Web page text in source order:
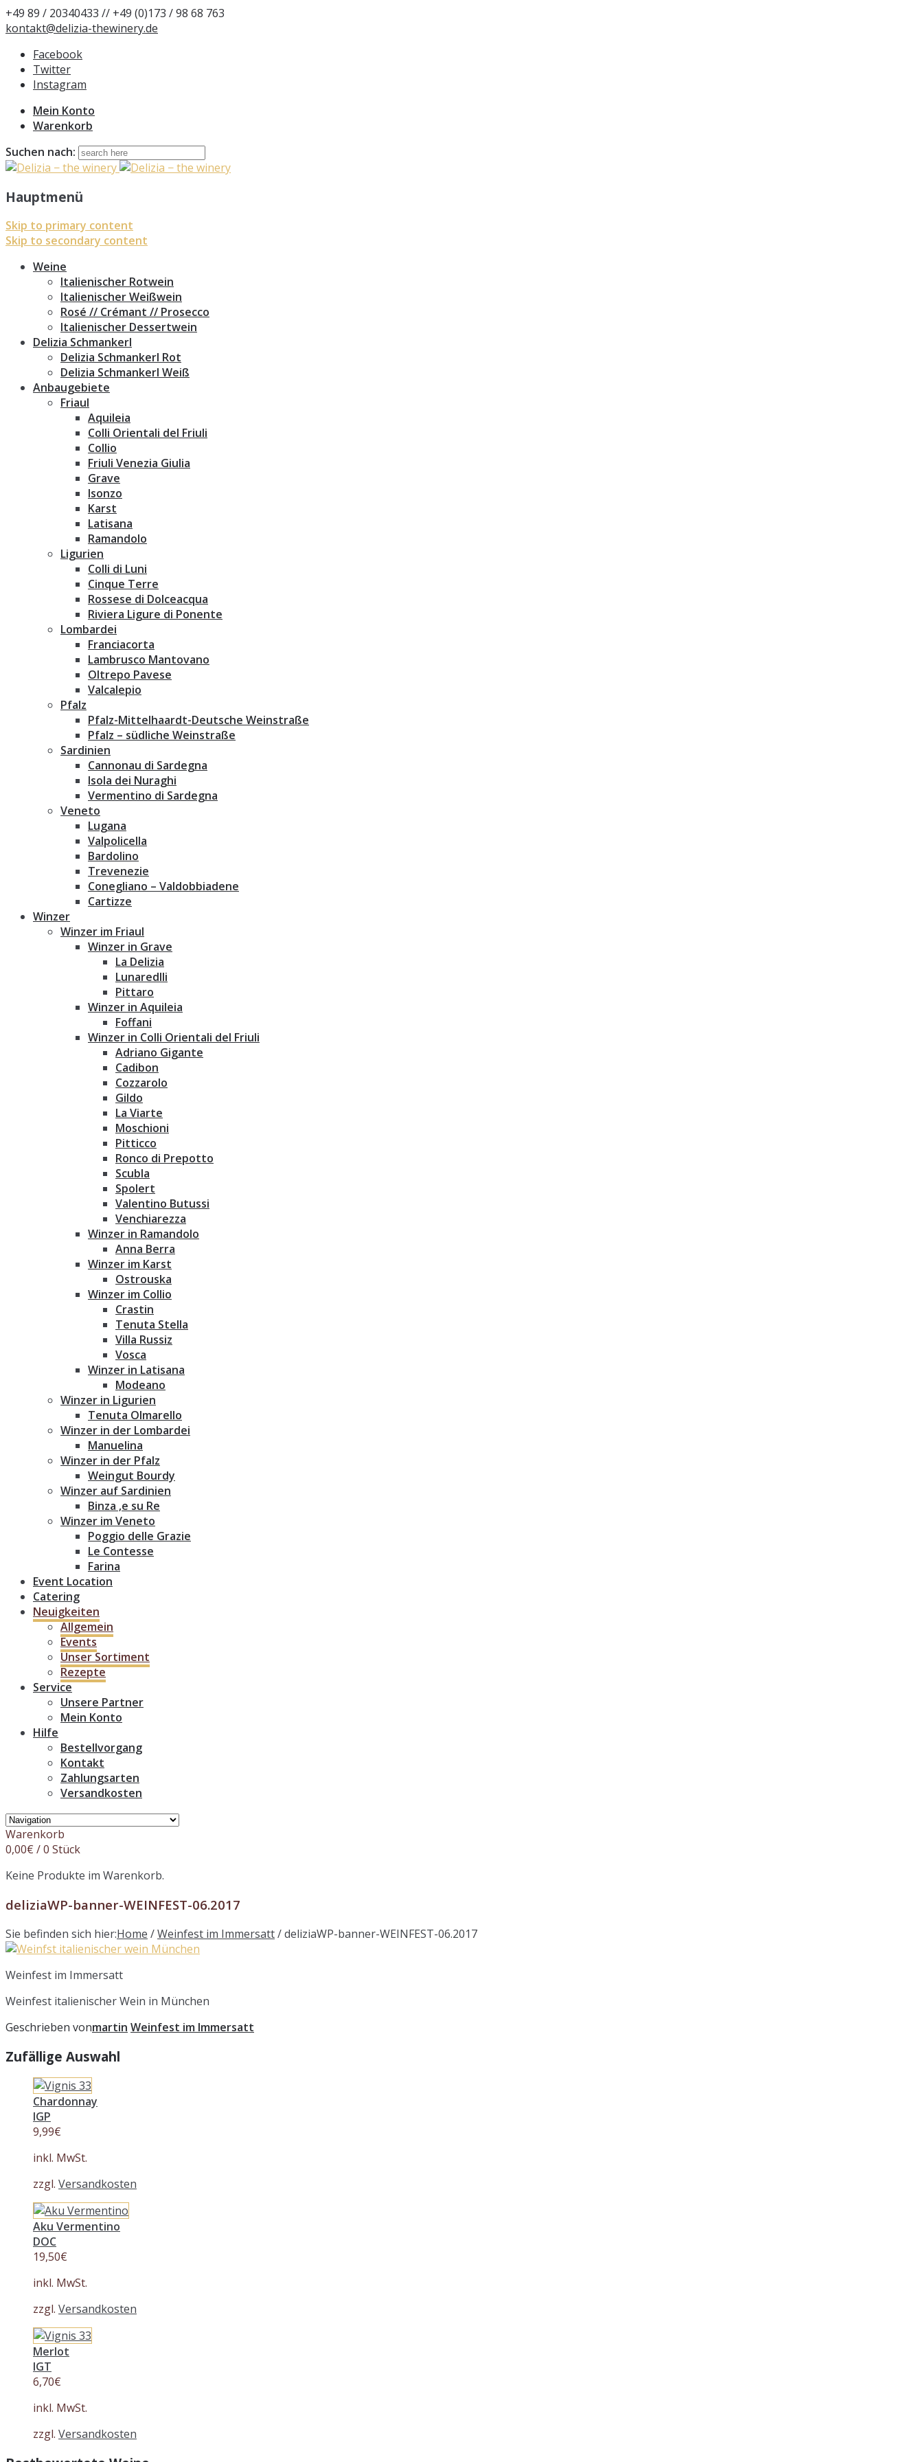
+49 89 / 20340433 // +49 (0)173 / 98 68 763
kontakt@delizia-thewinery.de
Facebook
Twitter
Instagram
Mein Konto
Warenkorb
Suchen nach:
Hauptmenü
Skip to primary content
Skip to secondary content
Weine
Italienischer Rotwein
Italienischer Weißwein
Rosé // Crémant // Prosecco
Italienischer Dessertwein
Delizia Schmankerl
Delizia Schmankerl Rot
Delizia Schmankerl Weiß
Anbaugebiete
Friaul
Aquileia
Colli Orientali del Friuli
Collio
Friuli Venezia Giulia
Grave
Isonzo
Karst
Latisana
Ramandolo
Ligurien
Colli di Luni
Cinque Terre
Rossese di Dolceacqua
Riviera Ligure di Ponente
Lombardei
Franciacorta
Lambrusco Mantovano
Oltrepo Pavese
Valcalepio
Pfalz
Pfalz-Mittelhaardt-Deutsche Weinstraße
Pfalz – südliche Weinstraße
Sardinien
Cannonau di Sardegna
Isola dei Nuraghi
Vermentino di Sardegna
Veneto
Lugana
Valpolicella
Bardolino
Trevenezie
Conegliano – Valdobbiadene
Cartizze
Winzer
Winzer im Friaul
Winzer in Grave
La Delizia
Lunaredlli
Pittaro
Winzer in Aquileia
Foffani
Winzer in Colli Orientali del Friuli
Adriano Gigante
Cadibon
Cozzarolo
Gildo
La Viarte
Moschioni
Pitticco
Ronco di Prepotto
Scubla
Spolert
Valentino Butussi
Venchiarezza
Winzer in Ramandolo
Anna Berra
Winzer im Karst
Ostrouska
Winzer im Collio
Crastin
Tenuta Stella
Villa Russiz
Vosca
Winzer in Latisana
Modeano
Winzer in Ligurien
Tenuta Olmarello
Winzer in der Lombardei
Manuelina
Winzer in der Pfalz
Weingut Bourdy
Winzer auf Sardinien
Binza ‚e su Re
Winzer im Veneto
Poggio delle Grazie
Le Contesse
Farina
Event Location
Catering
Neuigkeiten
Allgemein
Events
Unser Sortiment
Rezepte
Service
Unsere Partner
Mein Konto
Hilfe
Bestellvorgang
Kontakt
Zahlungsarten
Versandkosten
Warenkorb
0,00€ / 0 Stück
Keine Produkte im Warenkorb.
deliziaWP-banner-WEINFEST-06.2017
Sie befinden sich hier:Home /Weinfest im Immersatt/deliziaWP-banner-WEINFEST-06.2017
Weinfest im Immersatt
Weinfest italienischer Wein in München
Geschrieben vonmartin Weinfest im Immersatt
Zufällige Auswahl
Chardonnay
IGP
9,99€
inkl. MwSt.
zzgl. Versandkosten
Aku Vermentino
DOC
19,50€
inkl. MwSt.
zzgl. Versandkosten
Merlot
IGT
6,70€
inkl. MwSt.
zzgl. Versandkosten